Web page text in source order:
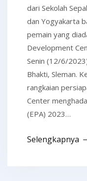
dari Sekolah
dan Yogyakarta
pemain yang
Development
Senin (12/6/
Bhakti, Sleman.
rangkaian
Center
(EPA) 2023…
Selengkapnya